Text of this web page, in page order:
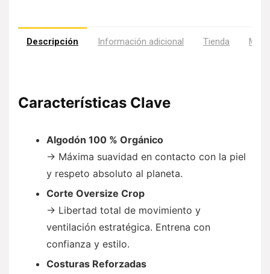
Descripción Información adicional Tienda Más
Características Clave
Algodón 100 % Orgánico
→ Máxima suavidad en contacto con la piel
y respeto absoluto al planeta.
Corte Oversize Crop
→ Libertad total de movimiento y
ventilación estratégica. Entrena con
confianza y estilo.
Costuras Reforzadas